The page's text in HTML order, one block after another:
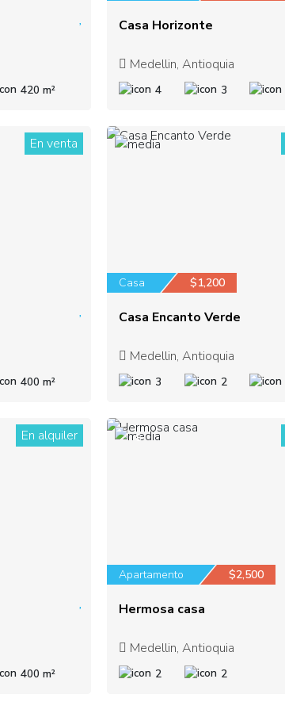
420 m²
Casa Horizonte
Medellin, Antioquia
4 3
En venta
400 m²
1
Casa $1,200
Casa Encanto Verde
Medellin, Antioquia
3 2
En alquiler
400 m²
8
Apartamento $2,500
Hermosa casa
Medellin, Antioquia
2 2